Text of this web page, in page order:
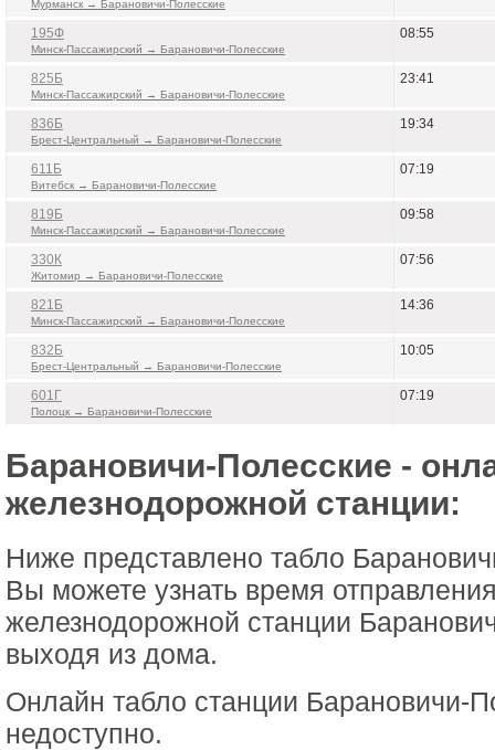
Мурманск → Барановичи-Полесские
195Ф
Минск-Пассажирский → Барановичи-Полесские
08:55
825Б
Минск-Пассажирский → Барановичи-Полесские
23:41
836Б
Брест-Центральный → Барановичи-Полесские
19:34
611Б
Витебск → Барановичи-Полесские
07:19
819Б
Минск-Пассажирский → Барановичи-Полесские
09:58
330К
Житомир → Барановичи-Полесские
07:56
821Б
Минск-Пассажирский → Барановичи-Полесские
14:36
832Б
Брест-Центральный → Барановичи-Полесские
10:05
601Г
Полоцк → Барановичи-Полесские
07:19
Барановичи-Полесские -
железнодорожной станции:
Ниже представлено табло
Вы можете узнать время
железнодорожной станции
выходя из дома.
Онлайн табло станции Барановичи-
недоступно.